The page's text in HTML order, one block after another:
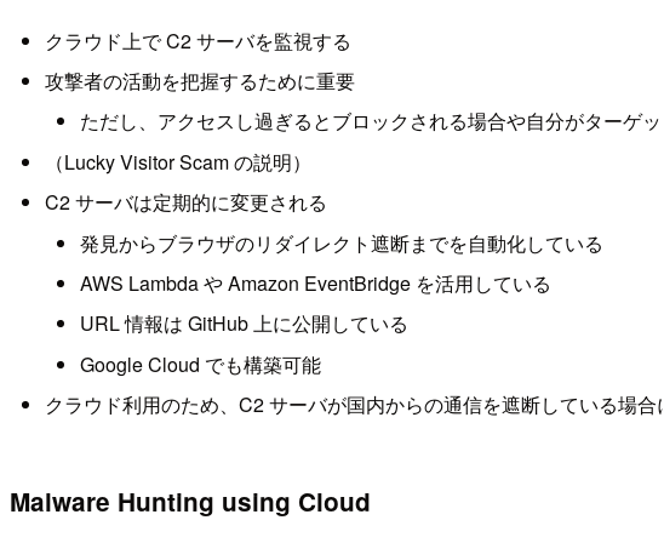
クラウド上で C2 サーバを監視する
攻撃者の活動を把握するために重要
ただし、アクセスし過ぎるとブロックされる場合や自分がターゲ
（Lucky Visitor Scam の説明）
C2 サーバは定期的に変更される
発見からブラウザのリダイレクト遮断までを自動化している
AWS Lambda や Amazon EventBridge を活用している
URL 情報は GitHub 上に公開している
Google Cloud でも構築可能
クラウド利用のため、C2 サーバが国内からの通信を遮断している場
Malware Hunting using Cloud